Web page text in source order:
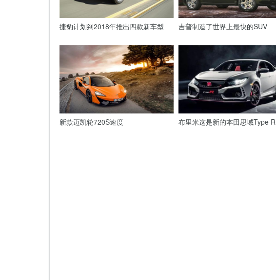
捷豹计划到2018年推出四款新车型 吉普制造了世界上最快的SUV
新款迈凯轮720S速度 布里米这是新的本田思域Type R